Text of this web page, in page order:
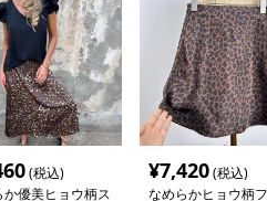
(税込)
か優美ヒョウ柄ス
¥7,420(税込)
なめらかヒョウ柄